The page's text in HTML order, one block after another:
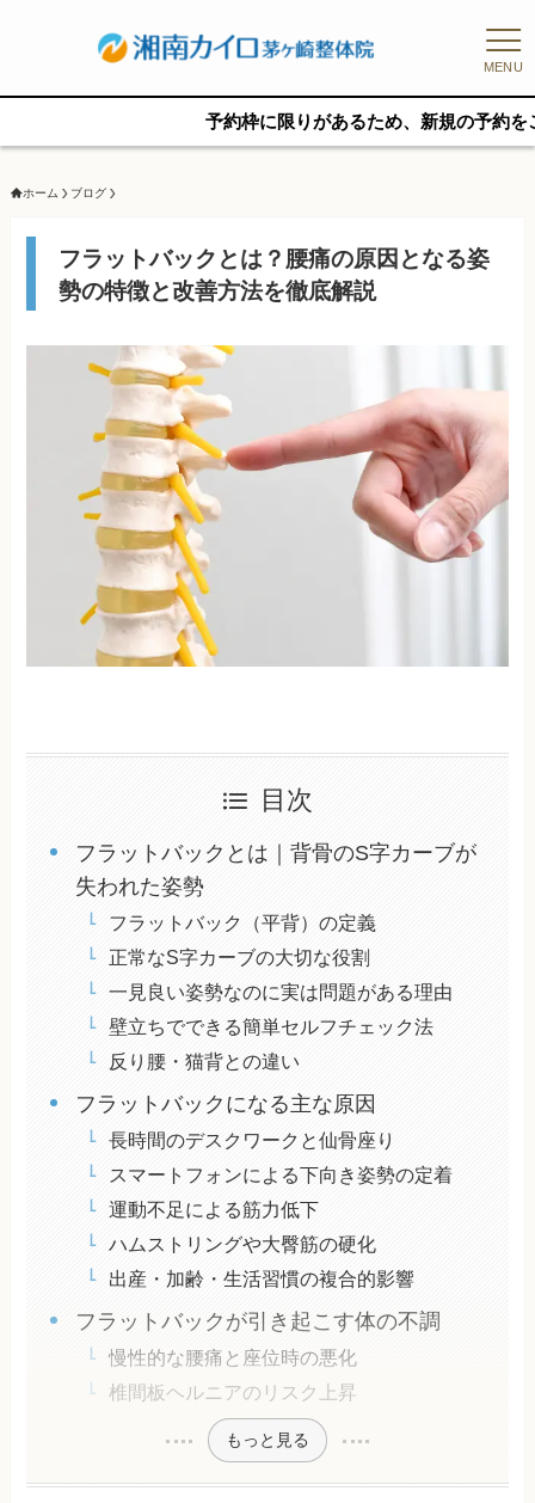
MENU
予約枠に限りがあるため、新規の予約をご希望の方
ホーム ブログ
フラットバックとは？腰痛の原因となる姿
勢の特徴と改善方法を徹底解説
目次
フラットバックとは｜背骨のS字カーブが
失われた姿勢
フラットバック（平背）の定義
正常なS字カーブの大切な役割
一見良い姿勢なのに実は問題がある理由
壁立ちでできる簡単セルフチェック法
反り腰・猫背との違い
フラットバックになる主な原因
長時間のデスクワークと仙骨座り
スマートフォンによる下向き姿勢の定着
運動不足による筋力低下
ハムストリングや大臀筋の硬化
出産・加齢・生活習慣の複合的影響
フラットバックが引き起こす体の不調
慢性的な腰痛と座位時の悪化
椎間板ヘルニアのリスク上昇
もっと見る